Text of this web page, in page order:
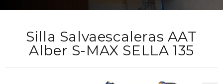
Silla Salvaescaleras AAT
Alber S-MAX SELLA 135